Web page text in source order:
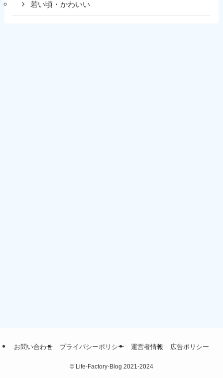
若い頃・かわいい
お問い合わせ プライバシーポリシー 運営者情報 広告ポリシー
© Life-Factory-Blog 2021-2024